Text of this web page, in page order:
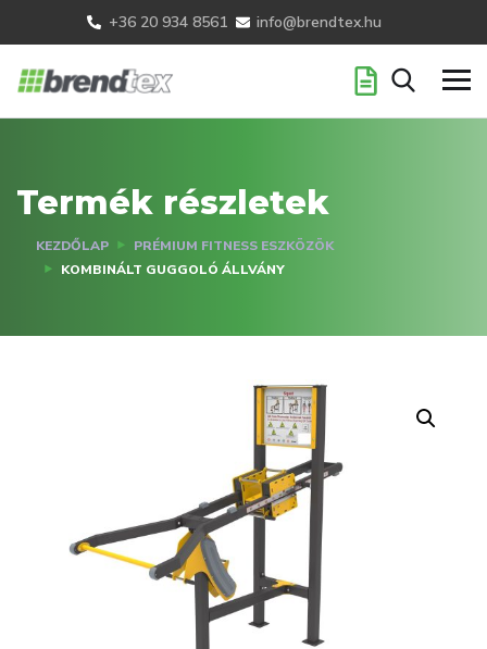
+36 20 934 8561 info@brendtex.hu
Termék részletek
KEZDŐLAP
PRÉMIUM FITNESS ESZKÖZÖK
KOMBINÁLT GUGGOLÓ ÁLLVÁNY